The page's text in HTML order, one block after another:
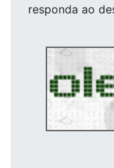
responda ao